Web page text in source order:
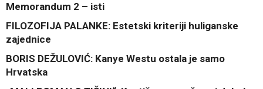
Memorandum 2 – isti
FILOZOFIJA PALANKE: Estetski kriteriji huliganske
zajednice
BORIS DEŽULOVIĆ: Kanye Westu ostala je samo
Hrvatska